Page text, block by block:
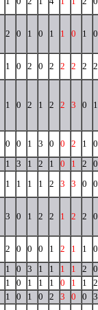
2 0 1 0 1 1 0 1 0
1 0 2 0 2 2 2 2 2
1 0 2 1 2 2 3 0 1
0 0 1 3 0 0 2 1 0
1 3 1 2 1 0 1 2 0
1 1 1 1 2 3 3 0 0
3 0 1 2 2 1 2 2 0
2 0 0 0 1 2 1 1 0
1 0 3 1 1 1 1 2 0
1 0 1 1 1 0 1 1 2
1 0 1 0 2 3 0 0 3